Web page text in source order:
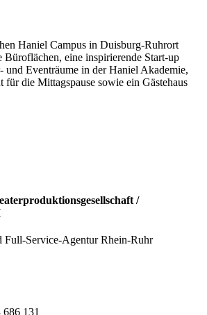
Haniel Campus in Duisburg-Ruhrort
Büroflächen, eine inspirierende Start-up
und Eventräume in der Haniel Akademie,
für die Mittagspause sowie ein Gästehaus
/
Full-Service-Agentur Rhein-Ruhr
131